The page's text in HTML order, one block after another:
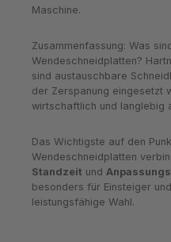
Maschine.
Zusammenfassung: Was
Wendeschneidplatten?
sind austauschbare
der Zerspanung eingesetzt
wirtschaftlich und langlebig
Das Wichtigste auf den
Wendeschneidplatten
Standzeit und
besonders für Einsteiger
leistungsfähige Wahl.